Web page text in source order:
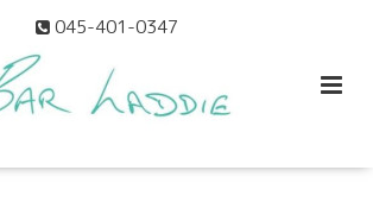
045-401-0347